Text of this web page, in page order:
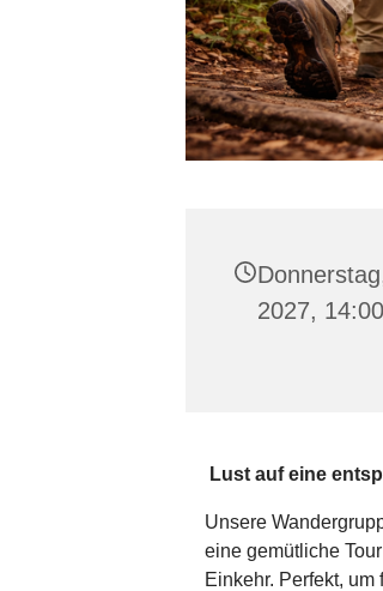
2027,
Lust auf eine
Unsere
eine gemütliche
Einkehr. Perfekt,